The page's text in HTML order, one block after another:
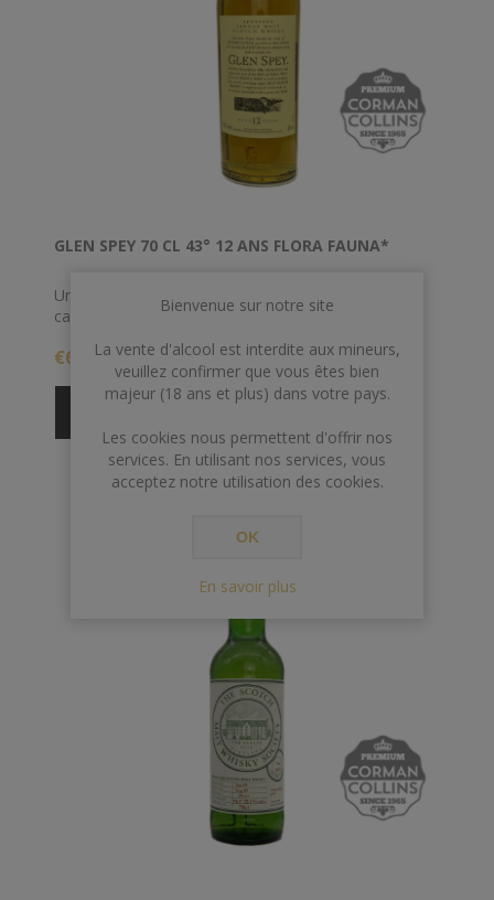
GLEN SPEY 70 CL 43° 12 ANS FLORA FAUNA*
Un single malt de 12 ans de Glen Spey, sorti dans le
cadre de la série Flora and Fauna de Diageo.
€69,00
Bienvenue sur notre site
La vente d'alcool est interdite aux mineurs,
veuillez confirmer que vous êtes bien
majeur (18 ans et plus) dans votre pays.
Les cookies nous permettent d'offrir nos
services. En utilisant nos services, vous
acceptez notre utilisation des cookies.
OK
En savoir plus